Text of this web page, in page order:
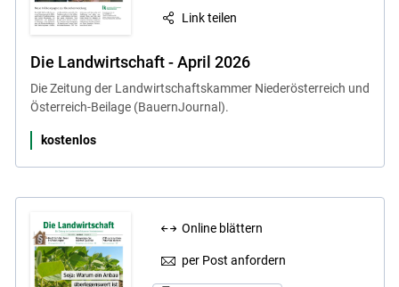
Link teilen
Die Landwirtschaft - April 2026
Die Zeitung der Landwirtschaftskammer Niederösterreich und
Österreich-Beilage (BauernJournal).
kostenlos
Online blättern
per Post anfordern